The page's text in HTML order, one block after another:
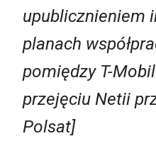
upublicznieniem
planach
pomiędzy T-
przejęciu Netii
Polsat]